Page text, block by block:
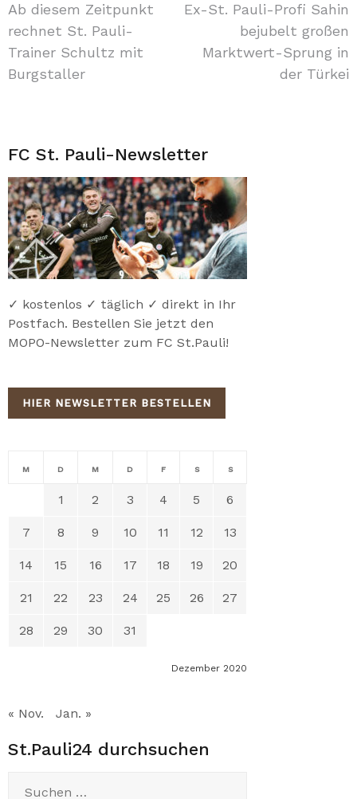
Beitragsnavigation
Ab diesem Zeitpunkt
rechnet St. Pauli-
Trainer Schultz mit
Burgstaller
Ex-St. Pauli-Profi Sahin
bejubelt großen
Marktwert-Sprung in
der Türkei
FC St. Pauli-Newsletter
✓ kostenlos ✓ täglich ✓ direkt in Ihr
Postfach. Bestellen Sie jetzt den
MOPO-Newsletter zum FC St.Pauli!
HIER NEWSLETTER BESTELLEN
Dezember 2020
M D M D F S S
1 2 3 4 5 6
7 8 9 10 11 12 13
14 15 16 17 18 19 20
21 22 23 24 25 26 27
28 29 30 31
« Nov. Jan. »
St.Pauli24 durchsuchen